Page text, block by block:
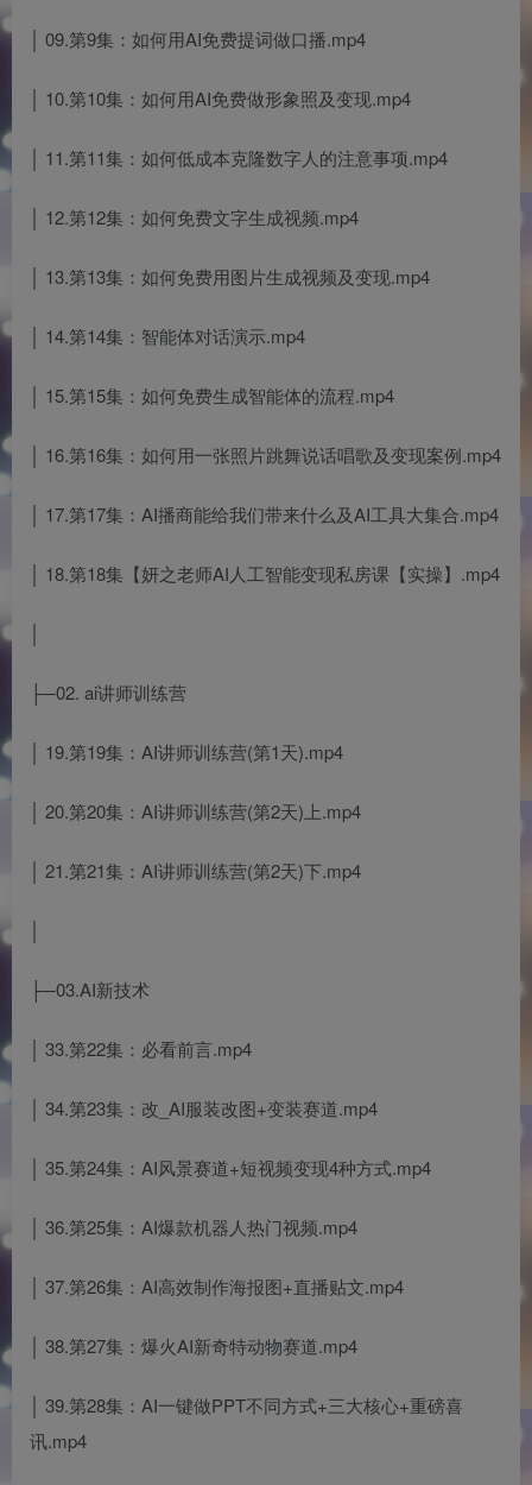
│ 09.第9集：如何用AI免费提词做口播.mp4
│ 10.第10集：如何用AI免费做形象照及变现.mp4
│ 11.第11集：如何低成本克隆数字人的注意事项.mp4
│ 12.第12集：如何免费文字生成视频.mp4
│ 13.第13集：如何免费用图片生成视频及变现.mp4
│ 14.第14集：智能体对话演示.mp4
│ 15.第15集：如何免费生成智能体的流程.mp4
│ 16.第16集：如何用一张照片跳舞说话唱歌及变现案例.mp4
│ 17.第17集：AI播商能给我们带来什么及AI工具大集合.mp4
│ 18.第18集【妍之老师AI人工智能变现私房课【实操】.mp4
│
├─02. ai讲师训练营
│ 19.第19集：AI讲师训练营(第1天).mp4
│ 20.第20集：AI讲师训练营(第2天)上.mp4
│ 21.第21集：AI讲师训练营(第2天)下.mp4
│
├─03.AI新技术
│ 33.第22集：必看前言.mp4
│ 34.第23集：改_AI服装改图+变装赛道.mp4
│ 35.第24集：AI风景赛道+短视频变现4种方式.mp4
│ 36.第25集：AI爆款机器人热门视频.mp4
│ 37.第26集：AI高效制作海报图+直播贴文.mp4
│ 38.第27集：爆火AI新奇特动物赛道.mp4
│ 39.第28集：AI一键做PPT不同方式+三大核心+重磅喜
讯.mp4